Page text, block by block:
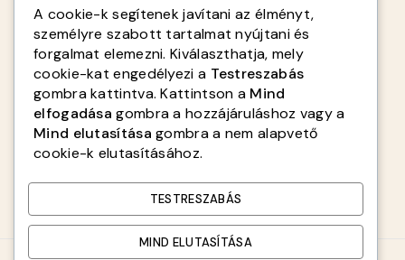
Fiorenzato
Infók
Rólunk
ÁSZF
Adatvédelmi tájékoztató
Kapcsolat
A cookie-k segítenek javítani az élményt,
személyre szabott tartalmat nyújtani és
forgalmat elemezni. Kiválaszthatja, mely
cookie-kat engedélyezi a Testreszabás
gombra kattintva. Kattintson a Mind
elfogadása gombra a hozzájáruláshoz vagy a
Mind elutasítása gombra a nem alapvető
cookie-k elutasításához.
TESTRESZABÁS
MIND ELUTASÍTÁSA